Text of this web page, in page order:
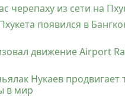
черепаху из сети на
появился в
движение Airport
Нукаев продвигает
в мир